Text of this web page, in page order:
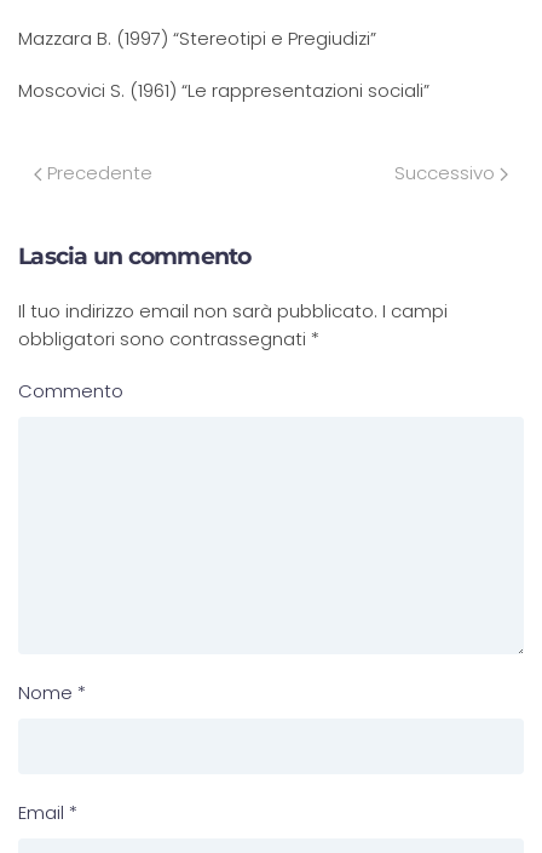
Mazzara B. (1997) “Stereotipi e Pregiudizi”
Moscovici S. (1961) “Le rappresentazioni sociali”
Precedente Successivo
Lascia un commento
Il tuo indirizzo email non sarà pubblicato. I campi
obbligatori sono contrassegnati *
Commento
Nome *
Email *